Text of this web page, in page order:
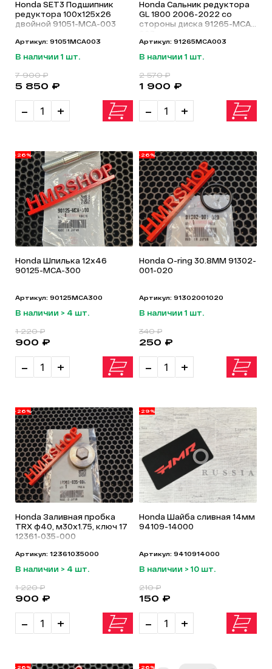
Honda SET3 Подшипник
редуктора 100х125х26
двойной 91051-MCA-003
Артикул: 91051MCA003
В наличии 1 шт.
- +
5 850 ₽
7 900 ₽
Honda Сальник редуктора
GL 1800 2006-2022 со
стороны диска 91265-MCA-
Артикул: 91265MCA003
В наличии 1 шт.
- +
1 900 ₽
2 570 ₽
-26%
Honda Шпилька 12x46
90125-MCA-300
Артикул: 90125MCA300
В наличии > 4 шт.
- +
900 ₽
1 220 ₽
-26%
Honda O-ring 30.8MM 91302-
001-020
Артикул: 91302001020
В наличии 1 шт.
- +
250 ₽
340 ₽
-26%
Honda Заливная пробка
TRX ф40, м30х1.75, ключ 17
12361-035-000
Артикул: 12361035000
В наличии > 4 шт.
- +
900 ₽
1 220 ₽
-29%
Honda Шайба сливная 14мм
94109-14000
Артикул: 9410914000
В наличии > 10 шт.
- +
150 ₽
210 ₽
-26% -26%